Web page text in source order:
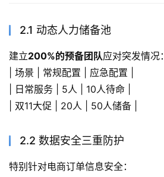
2.1 动态人力储备池
建立200%的预备团队应对突发情况：
| 场景 | 常规配置 | 应急配置 |
| 日常服务 | 5人 | 10人待命 |
| 双11大促 | 20人 | 50人储备 |
2.2 数据安全三重防护
特别针对电商订单信息安全：